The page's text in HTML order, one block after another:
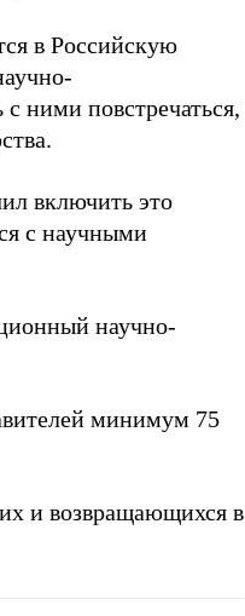
в Российскую
ними повстречаться,
включить это
с научными
научно-
минимум 75
и возвращающихся в